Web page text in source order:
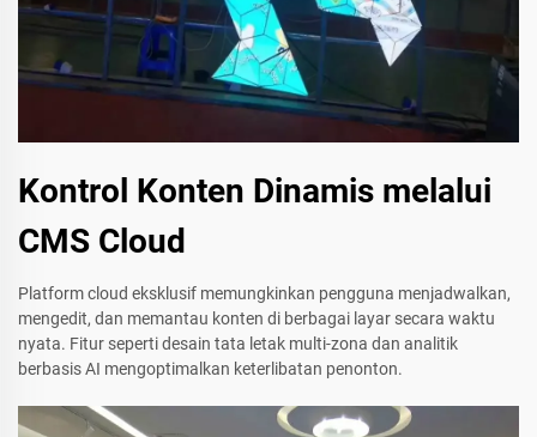
Kontrol Konten Dinamis melalui
CMS Cloud
Platform cloud eksklusif memungkinkan pengguna menjadwalkan,
mengedit, dan memantau konten di berbagai layar secara waktu
nyata. Fitur seperti desain tata letak multi-zona dan analitik
berbasis AI mengoptimalkan keterlibatan penonton.